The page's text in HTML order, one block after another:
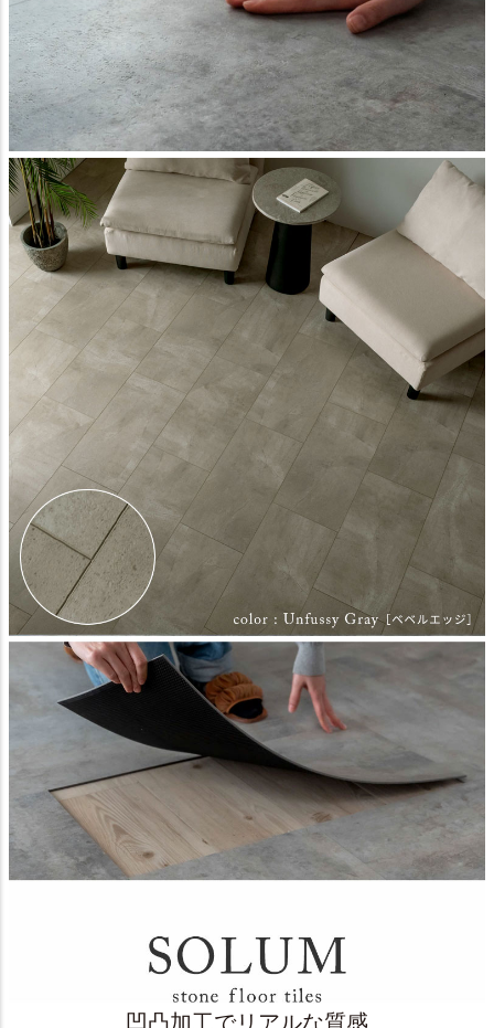
凹凸加工でリアルな質感